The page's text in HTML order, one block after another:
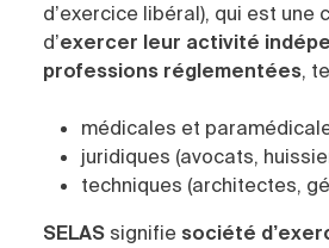
d’exercice libéral), qui est
d’exercer leur activité
professions réglementées,
médicales et
juridiques (avocats,
techniques (architectes,
SELAS signifie société